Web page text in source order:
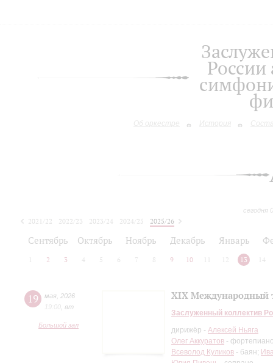
Об оркестре История
сегодня
2021/22 2022/23 2023/24 2024/25
2025/26
Сентябрь Октябрь Ноябрь Декабрь Январь
2 3 4 5 6 7 8 9 10 12 13 14
19 мая 2026
19:00 вт
Большой зал
XIX Международный
Заслуженный коллектив
дирижёр - Алексей Ньяга
Олег Аккуратов -
Всеволод Куликов - баян;